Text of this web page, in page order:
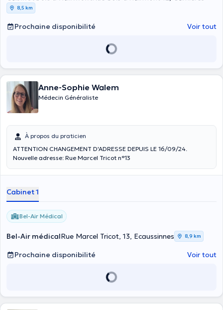
8,5 km
Prochaine disponibilité Voir tout
Anne-Sophie Walem
Médecin Généraliste
À propos du praticien
ATTENTION CHANGEMENT D'ADRESSE DEPUIS LE 16/09/24.
Nouvelle adresse: Rue Marcel Tricot n°13
Cabinet 1
Bel-Air Médical
Bel-Air médicalRue Marcel Tricot, 13, Ecaussinnes 8,9 km
Prochaine disponibilité Voir tout